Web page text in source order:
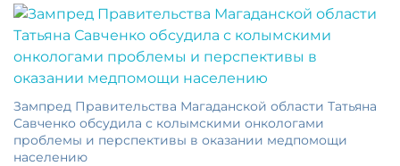
Зампред Правительства Магаданской области Татьяна
Савченко обсудила с колымскими онкологами
проблемы и перспективы в оказании медпомощи
населению